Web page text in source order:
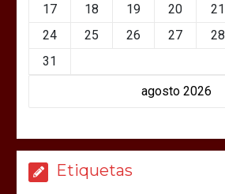
agosto 2026
17
18 19 20 21
24
25 26 27 28
31
Etiquetas